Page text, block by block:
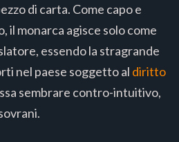
di carta. Come capo e
il monarca agisce solo come
essendo la stragrande
nel paese soggetto al diritto
sembrare contro-intuitivo,